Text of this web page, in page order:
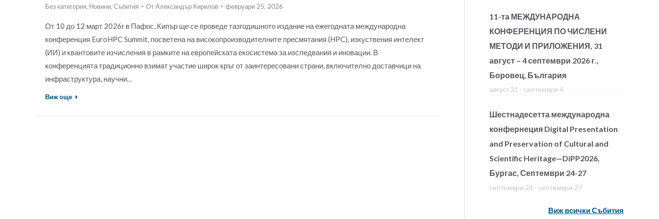
Без категория, Новини, Събития ОтАлександър Кирилов февруари 25, 2026
От 10 до 12 март 2026г в Пафос, Кипър ще се проведе тазгодишното издание на ежегодната международна
конференция EuroHPC Summit, посветена на високопроизводителните пресмятания (HPC), изкуствения интелект
(ИИ) и квантовите изчисления в рамките на европейската екосистема за изследвания и иновации. В
конференцията традиционно взимат участие широк кръг от заинтересовани страни, включително доставчици на
инфраструктура, научни…
Виж още
11-та МЕЖДУНАРОДНА
КОНФЕРЕНЦИЯ ПО ЧИСЛЕНИ
МЕТОДИ И ПРИЛОЖЕНИЯ, 31
август – 4 септември 2026 г.,
Боровец, България
август 31 - септември 4
Шестнадесетта международна
конфернеция Digital Presentation
and Preservation of Cultural and
Scientific Heritage—DiPP2026,
Бургас, Септември 24-27
септември 24 - септември 27
Виж всички Събития